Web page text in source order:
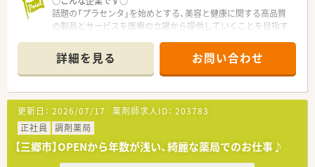
話題の「プラセンタ」を始めとする、美容と健康に関する高品質
の製品とサービスを医療の立場から提供していくことを目指す
処方箋の調剤だけでなく、一般薬のカウンセリング販売や健康相
談も行っています。
地域住民の皆様に対し、トータルヘルスケアを理想としていま
す。
詳細を見る お問い合わせ
更新日： 2026/07/17 薬剤師求人ID： 203783
正社員
調剤薬局
【三郷市】OPENから年数が浅い、綺麗な薬局でのお仕事♪